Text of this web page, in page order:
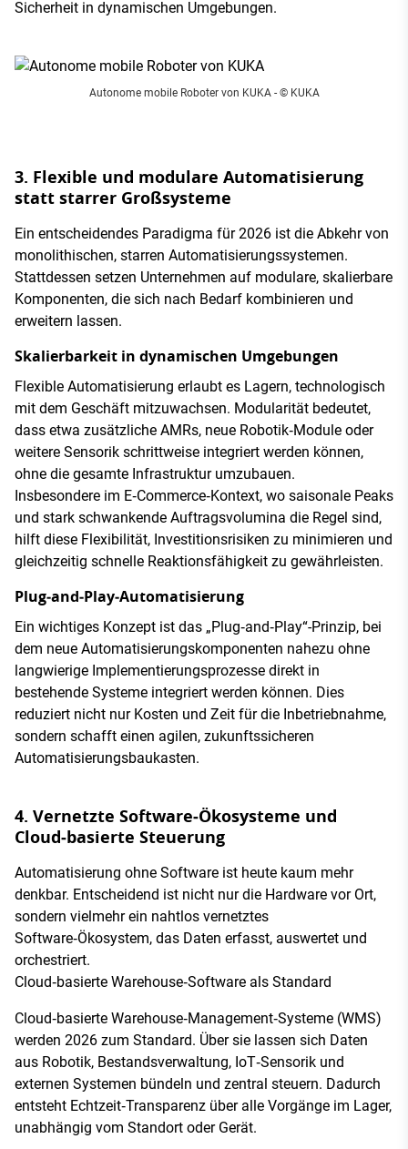
Sicherheit in dynamischen Umgebungen.
Autonome mobile Roboter von KUKA- © KUKA
3. Flexible und modulare Automatisierung
statt starrer Großsysteme
Ein entscheidendes Paradigma für 2026 ist die Abkehr von
monolithischen, starren Automatisierungssystemen.
Stattdessen setzen Unternehmen auf modulare, skalierbare
Komponenten, die sich nach Bedarf kombinieren und
erweitern lassen.
Skalierbarkeit in dynamischen Umgebungen
Flexible Automatisierung erlaubt es Lagern, technologisch
mit dem Geschäft mitzuwachsen. Modularität bedeutet,
dass etwa zusätzliche AMRs, neue Robotik‑Module oder
weitere Sensorik schrittweise integriert werden können,
ohne die gesamte Infrastruktur umzubauen.
Insbesondere im E‑Commerce‑Kontext, wo saisonale Peaks
und stark schwankende Auftragsvolumina die Regel sind,
hilft diese Flexibilität, Investitionsrisiken zu minimieren und
gleichzeitig schnelle Reaktionsfähigkeit zu gewährleisten.
Plug‑and‑Play‑Automatisierung
Ein wichtiges Konzept ist das „Plug‑and‑Play“-Prinzip, bei
dem neue Automatisierungskomponenten nahezu ohne
langwierige Implementierungsprozesse direkt in
bestehende Systeme integriert werden können. Dies
reduziert nicht nur Kosten und Zeit für die Inbetriebnahme,
sondern schafft einen agilen, zukunftssicheren
Automatisierungsbaukasten.
4. Vernetzte Software‑Ökosysteme und
Cloud‑basierte Steuerung
Automatisierung ohne Software ist heute kaum mehr
denkbar. Entscheidend ist nicht nur die Hardware vor Ort,
sondern vielmehr ein nahtlos vernetztes
Software‑Ökosystem, das Daten erfasst, auswertet und
orchestriert.
Cloud‑basierte Warehouse‑Software als Standard
Cloud‑basierte Warehouse‑Management‑Systeme (WMS)
werden 2026 zum Standard. Über sie lassen sich Daten
aus Robotik, Bestandsverwaltung, IoT‑Sensorik und
externen Systemen bündeln und zentral steuern. Dadurch
entsteht Echtzeit‑Transparenz über alle Vorgänge im Lager,
unabhängig vom Standort oder Gerät.